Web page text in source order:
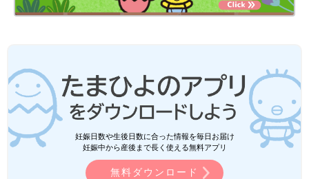
妊娠日数や生後日数に合った情報を毎日お届け
妊娠中から産後まで長く使える無料アプリ
無料ダウンロード